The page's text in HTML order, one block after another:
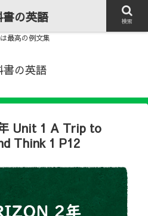
最高の例文集
書の英語
Unit 1 A Trip to
Think 1 P12
の英語 検索